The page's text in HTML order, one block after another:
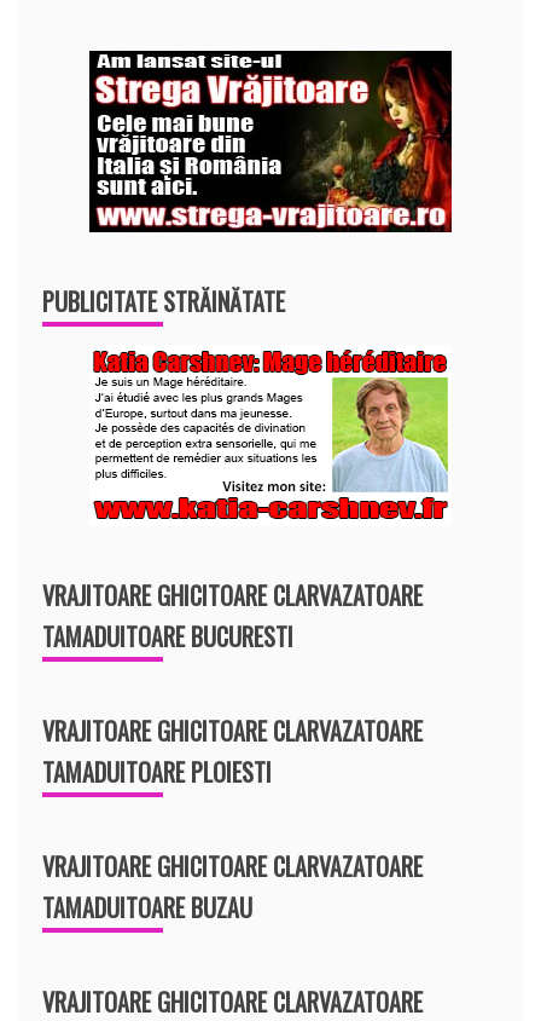
PUBLICITATE STRĂINĂTATE
VRAJITOARE GHICITOARE CLARVAZATOARE
TAMADUITOARE BUCURESTI
VRAJITOARE GHICITOARE CLARVAZATOARE
TAMADUITOARE PLOIESTI
VRAJITOARE GHICITOARE CLARVAZATOARE
TAMADUITOARE BUZAU
VRAJITOARE GHICITOARE CLARVAZATOARE